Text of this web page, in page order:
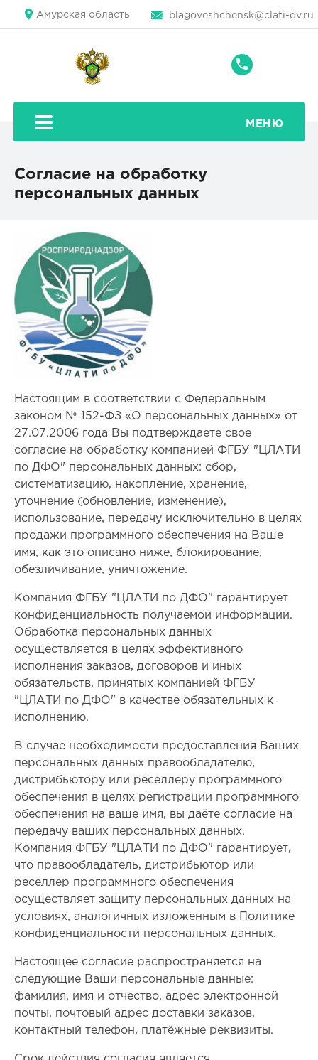
Амурская область blagoveshchensk@clati-dv.ru
+7
59-
87
МЕНЮ
Согласие на обработку
персональных данных
Настоящим в соответствии с Федеральным
законом № 152-ФЗ «О персональных данных» от
27.07.2006 года Вы подтверждаете свое
согласие на обработку компанией ФГБУ "ЦЛАТИ
по ДФО" персональных данных: сбор,
систематизацию, накопление, хранение,
уточнение (обновление, изменение),
использование, передачу исключительно в целях
продажи программного обеспечения на Ваше
имя, как это описано ниже, блокирование,
обезличивание, уничтожение.
Компания ФГБУ "ЦЛАТИ по ДФО" гарантирует
конфиденциальность получаемой информации.
Обработка персональных данных
осуществляется в целях эффективного
исполнения заказов, договоров и иных
обязательств, принятых компанией ФГБУ
"ЦЛАТИ по ДФО" в качестве обязательных к
исполнению.
В случае необходимости предоставления Ваших
персональных данных правообладателю,
дистрибьютору или реселлеру программного
обеспечения в целях регистрации программного
обеспечения на ваше имя, вы даёте согласие на
передачу ваших персональных данных.
Компания ФГБУ "ЦЛАТИ по ДФО" гарантирует,
что правообладатель, дистрибьютор или
реселлер программного обеспечения
осуществляет защиту персональных данных на
условиях, аналогичных изложенным в Политике
конфиденциальности персональных данных.
Настоящее согласие распространяется на
следующие Ваши персональные данные:
фамилия, имя и отчество, адрес электронной
почты, почтовый адрес доставки заказов,
контактный телефон, платёжные реквизиты.